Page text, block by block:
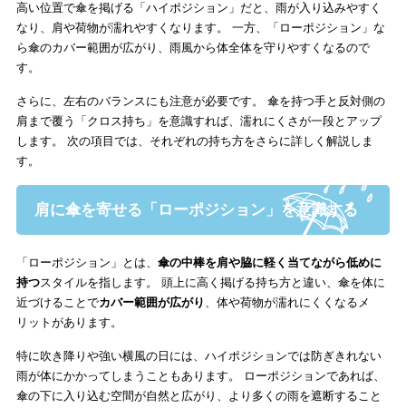
高い位置で傘を掲げる「ハイポジション」だと、雨が入り込みやすく
なり、肩や荷物が濡れやすくなります。 一方、「ローポジション」な
ら傘のカバー範囲が広がり、雨風から体全体を守りやすくなるので
す。
さらに、左右のバランスにも注意が必要です。 傘を持つ手と反対側の
肩まで覆う「クロス持ち」を意識すれば、濡れにくさが一段とアップ
します。 次の項目では、それぞれの持ち方をさらに詳しく解説しま
す。
肩に傘を寄せる「ローポジション」を意識する
「ローポジション」とは、 傘の中棒を肩や脇に軽く当てながら低めに
持つスタイルを指します。 頭上に高く掲げる持ち方と違い、傘を体に
近づけることでカバー範囲が広がり 、体や荷物が濡れにくくなるメ
リットがあります。
特に吹き降りや強い横風の日には、ハイポジションでは防ぎきれない
雨が体にかかってしまうこともあります。 ローポジションであれば、
傘の下に入り込む空間が自然と広がり、より多くの雨を遮断すること